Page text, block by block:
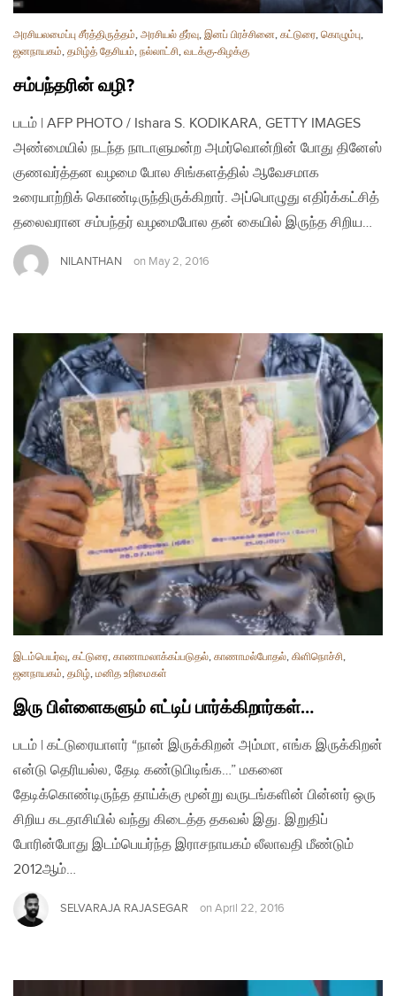
அரசியலமைப்பு சீர்த்திருத்தம், அரசியல் தீர்வு, இனப் பிரச்சினை, கட்டுரை, கொழும்பு,
ஜனநாயகம், தமிழ்த் தேசியம், நல்லாட்சி, வடக்கு-கிழக்கு
சம்பந்தரின் வழி?
படம் | AFP PHOTO / Ishara S. KODIKARA, GETTY IMAGES
அண்மையில் நடந்த நாடாளுமன்ற அமர்வொன்றின் போது தினேஸ்
குணவர்த்தன வழமை போல சிங்களத்தில் ஆவேசமாக
உரையாற்றிக் கொண்டிருந்திருக்கிறார். அப்பொழுது எதிர்க்கட்சித்
தலைவரான சம்பந்தர் வழமைபோல தன் கையில் இருந்த சிறிய…
NILANTHAN on May 2, 2016
இடம்பெயர்வு, கட்டுரை, காணாமலாக்கப்படுதல், காணாமல்போதல், கிளிநொச்சி,
ஜனநாயகம், தமிழ், மனித உரிமைகள்
இரு பிள்ளைகளும் எட்டிப் பார்க்கிறார்கள்…
படம் | கட்டுரையாளர் “நான் இருக்கிறன் அம்மா, எங்க இருக்கிறன்
என்டு தெரியல்ல, தேடி கண்டுபிடிங்க…” மகனை
தேடிக்கொண்டிருந்த தாய்க்கு மூன்று வருடங்களின் பின்னர் ஒரு
சிறிய கடதாசியில் வந்து கிடைத்த தகவல் இது. இறுதிப்
போரின்போது இடம்பெயர்ந்த இராசநாயகம் லீலாவதி மீண்டும்
2012ஆம்…
SELVARAJA RAJASEGAR on April 22, 2016